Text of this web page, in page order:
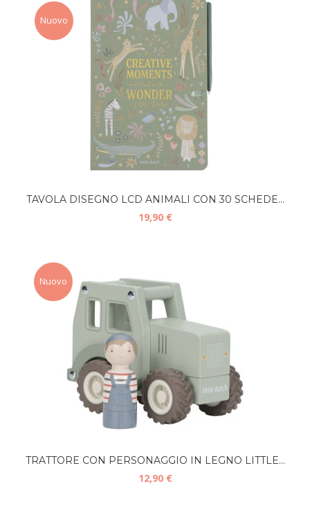
Nuovo
TAVOLA DISEGNO LCD ANIMALI CON 30 SCHEDE...
19,90 €
Nuovo
TRATTORE CON PERSONAGGIO IN LEGNO LITTLE...
12,90 €